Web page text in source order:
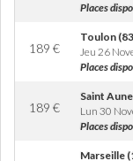
Places
189 €
Toulon
Jeu 26
Places
189 €
Saint
Lun 30
Places
Marseille